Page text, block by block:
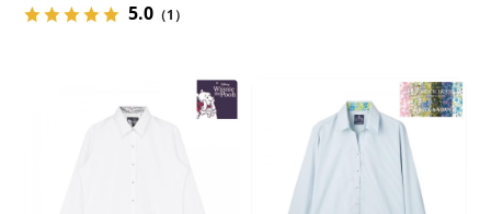
5.0（1）